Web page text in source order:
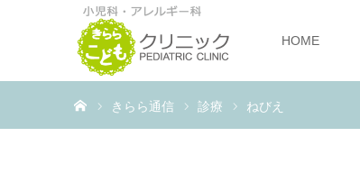
HOME
きらら通信 診療 ねびえ